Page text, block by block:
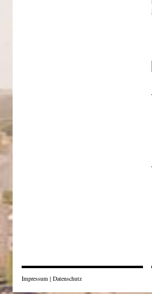
Impressum | Datenschutz